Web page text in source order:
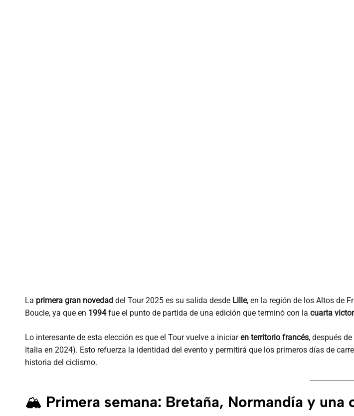
La primera gran novedad del Tour 2025 es su salida desde Lille, en la región de los Altos de
Boucle, ya que en 1994fue el punto de partida de una edición que terminó con la cuarta
Lo interesante de esta elección es que el Tour vuelve a iniciaren territorio francés, después
Italia en 2024). Esto refuerza la identidad del evento y permitirá que los primeros días de
historia del ciclismo.
🏔️ Primera semana: Bretaña, Normandía y una